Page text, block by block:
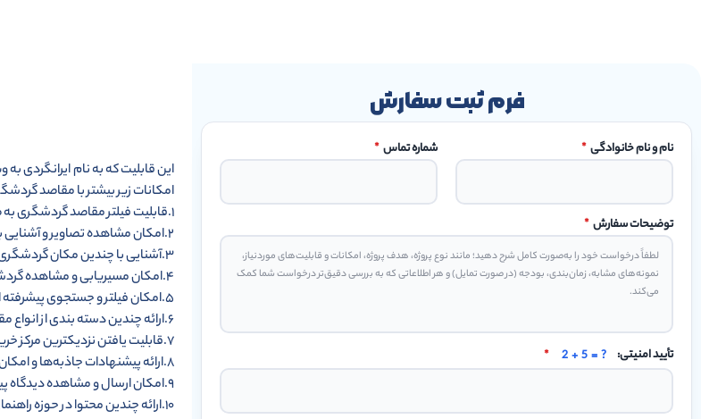
فرم ثبت سفارش
نام و نام خانوادگی * شماره تماس *
توضیحات سفارش *
تأیید امنیتی: 2 + 5 = ?
*
این قابلیت که به نام
امکانات زیر بیشتر با مقاصد
۱.قابلیت فیلتر مقاصد گردشگری به صورت جداگانه
۲.امکان مشاهده تصاویر و آشنایی با جاذبه‌ها و امکان تاریخی، فرهنگی و طبیعی
۳.آشنایی با چندین مکان گردشگری بی نظیر و فوق العاده در کشور
۴.امکان مسیریابی و مشاهده گردشگر به نزدیک‌ترین منطقه تفریحی
۵.امکان فیلتر و جستجوی پیشرفته از میان جاذبه‌های گردشگری
۶.ارائه چندین دسته بندی از انواع مقاصد گردشگری
۷.قابلیت یافتن نزدیکترین مرکز خرید، رستوران و غیره
۸.ارائه پیشنهادات جاذبه‌ها و امکان گردشگری موجود در طی مسیر دلخواه گردشگر
۹.امکان ارسال و مشاهده دیدگاه پیرامون هریک از مقاصد تجاری مقالات و راهنما
۱۰.ارائه چندین محتوا در حوزه راهنمای سفر به نقاط مختلف کشور و موضوعات مرتبط